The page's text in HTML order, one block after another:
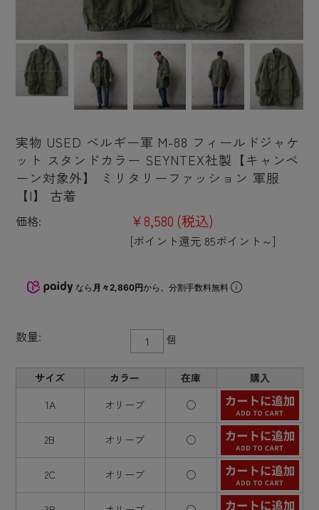
実物 USED ベルギー軍 M-88 フィールドジャケ
ット スタンドカラー SEYNTEX社製【キャンペ
ーン対象外】 ミリタリーファッション 軍服
【I】 古着
価格: ¥8,580 (税込)
[ポイント還元 85ポイント～]
なら 月々2,860円から。分割手数料無料
数量: 個
サイズ カラー 在庫
購入
1A
オリーブ ○
2B オリーブ ○
2C オリーブ ○